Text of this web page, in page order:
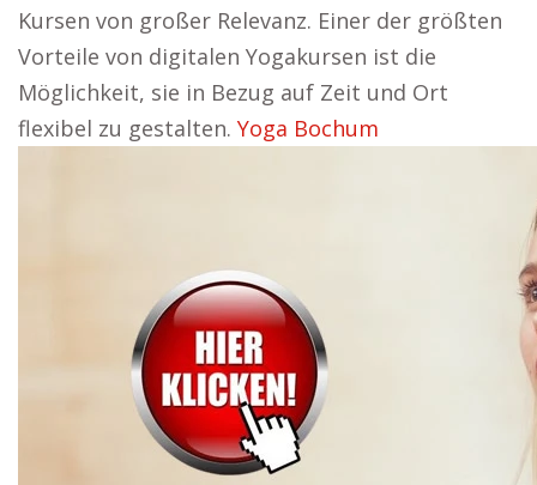
Kursen von großer Relevanz. Einer der größten
Vorteile von digitalen Yogakursen ist die
Möglichkeit, sie in Bezug auf Zeit und Ort
flexibel zu gestalten. Yoga Bochum